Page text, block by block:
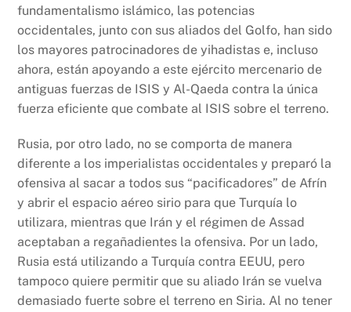
fundamentalismo islámico, las potencias
occidentales, junto con sus aliados del Golfo, han sido
los mayores patrocinadores de yihadistas e, incluso
ahora, están apoyando a este ejército mercenario de
antiguas fuerzas de ISIS y Al-Qaeda contra la única
fuerza eficiente que combate al ISIS sobre el terreno.
Rusia, por otro lado, no se comporta de manera
diferente a los imperialistas occidentales y preparó la
ofensiva al sacar a todos sus “pacificadores” de Afrín
y abrir el espacio aéreo sirio para que Turquía lo
utilizara, mientras que Irán y el régimen de Assad
aceptaban a regañadientes la ofensiva. Por un lado,
Rusia está utilizando a Turquía contra EEUU, pero
tampoco quiere permitir que su aliado Irán se vuelva
demasiado fuerte sobre el terreno en Siria. Al no tener